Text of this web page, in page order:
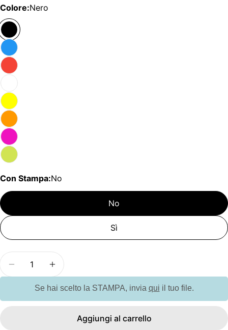
Colore:Nero
Con Stampa:No
No
Sì
Diminuisci la quantità per GC6733 Ventaglio in
Aumenta la quantità per GC6733
Se hai scelto la STAMPA, invia qui il tuo file.
Aggiungi al carrello